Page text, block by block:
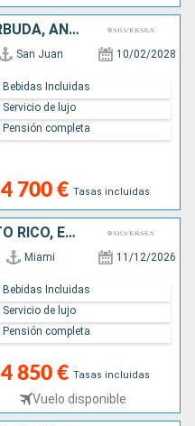
MARTINICA, ANTIGUA Y BARBUDA, ANGUILLA, FRANCIA, PORTO RICO, VIRGEN GORDA
San Juan 10/02/2028
4 700 € Tasas incluidas
Bebidas Incluidas
Servicio de lujo
Pensión completa
ANTIGUA Y BARBUDA, PORTO RICO, ESTADOS UNIDOS, FRANCIA, ANGUILLA
Miami 11/12/2026
4 850 € Tasas incluidas
Vuelo disponible
Bebidas Incluidas
Servicio de lujo
Pensión completa